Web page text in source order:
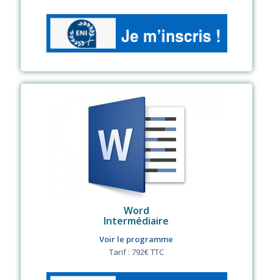
Word
Intermédiaire
Voir le programme
Tarif : 792€ TTC